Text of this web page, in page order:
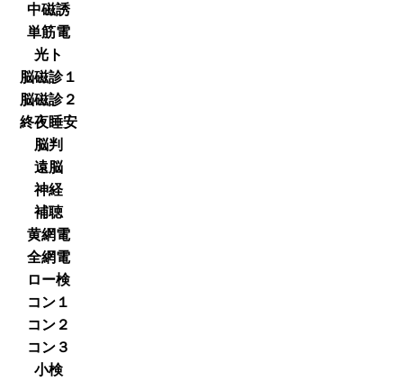
中磁誘
単筋電
光ト
脳磁診１
脳磁診２
終夜睡安
脳判
遠脳
神経
補聴
黄網電
全網電
ロー検
コン１
コン２
コン３
小検